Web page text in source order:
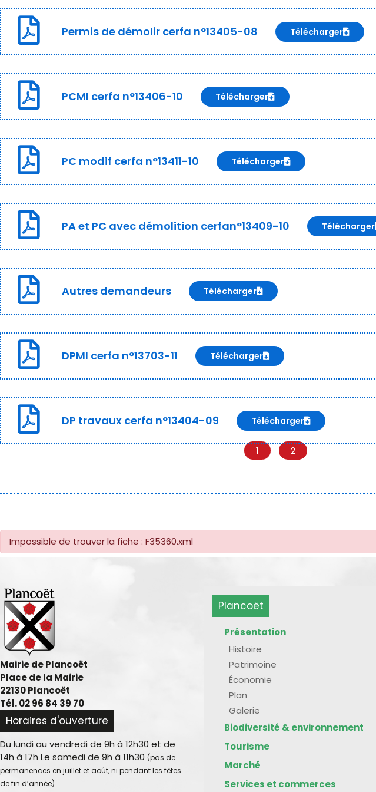
Permis de démolir cerfa n°13405-08 Télécharger
PCMI cerfa n°13406-10 Télécharger
PC modif cerfa n°13411-10 Télécharger
PA et PC avec démolition cerfan°13409-10 Télécharger
Autres demandeurs Télécharger
DPMI cerfa n°13703-11 Télécharger
DP travaux cerfa n°13404-09 Télécharger
1 2
Impossible de trouver la fiche : F35360.xml
Mairie de Plancoët
Place de la Mairie
22130 Plancoët
Tél. 02 96 84 39 70
Horaires d'ouverture
Du lundi au vendredi de 9h à 12h30 et de
14h à 17h Le samedi de 9h à 11h30 (pas de
permanences en juillet et août, ni pendant les fêtes
de fin d’année)
Plancoët
Présentation
Histoire
Patrimoine
Économie
Plan
Galerie
Biodiversité & environnement
Tourisme
Marché
Services et commerces